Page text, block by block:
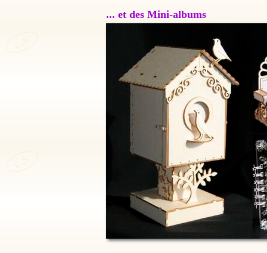
... et des Mini-albums